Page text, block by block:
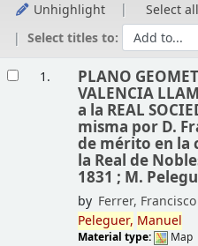
Unhighlight Select all
Select titles to:
1. PLANO
VALENCIA
a la REAL
misma por D.
de mérito en la
la Real de
1831 ; M.
by Ferrer, Francisco
Peleguer, Manuel
Material type:
Map